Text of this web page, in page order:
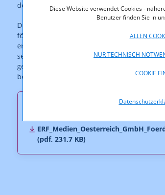
Diese Website verwendet Cookies -
Benutzer finden Sie in
ALLEN
NUR TECHNISCH
COOKIE
der Einführung des DAB+ Regelbetriebes“
Die Förderungsnehmerin beantragte eine
förderbaren Gesamtprojektkosten. Mit
ersten Regelbetrieb im Bereich DAB+
sein wird, ob und wann es zu weiteren
gegenständliche Projekt mit 50% – dem
beträgt die Fördersumme EUR 67.104,46.
(pdf, 231,7 KB)